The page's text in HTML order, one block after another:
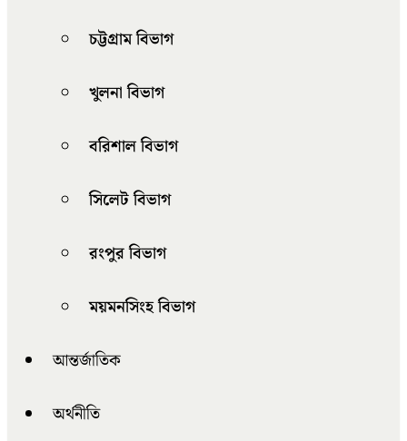
চট্টগ্রাম বিভাগ
খুলনা বিভাগ
বরিশাল বিভাগ
সিলেট বিভাগ
রংপুর বিভাগ
ময়মনসিংহ বিভাগ
আন্তর্জাতিক
অর্থনীতি